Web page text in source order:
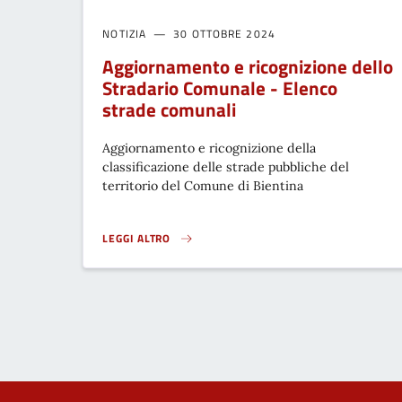
NOTIZIA 30 OTTOBRE 2024
Aggiornamento e ricognizione dello
Stradario Comunale - Elenco
strade comunali
Aggiornamento e ricognizione della
classificazione delle strade pubbliche del
territorio del Comune di Bientina
LEGGI ALTRO
AGGIORNAMENTO E RICOGNIZIONE DELLO STRADARIO